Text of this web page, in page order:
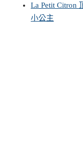
La Petit Citron
小公主